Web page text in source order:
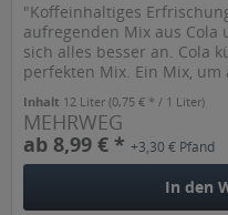
"Koffeinhaltiges
aufregenden Mix aus
sich alles besser an. Cola
perfekten Mix. Ein Mix,
Inhalt 12 Liter(0,75 € * / 1 Liter)
MEHRWEG
ab 8,99 € *+3,30 € Pfand
In den